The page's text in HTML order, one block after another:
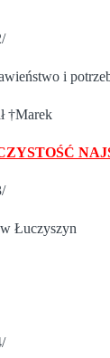
i
†Marek
Łuczyszyn